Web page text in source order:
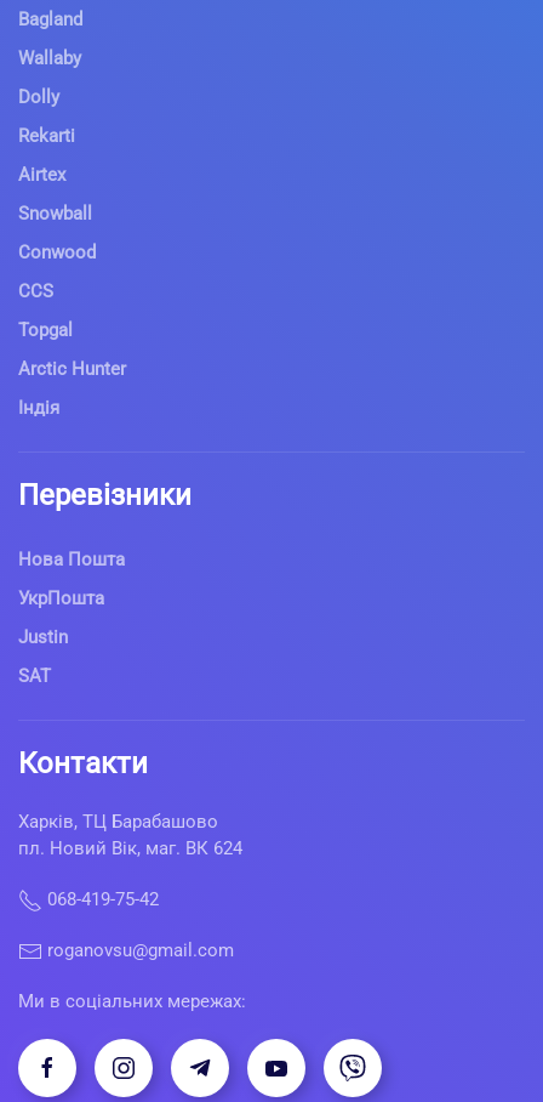
Bagland
Wallaby
Dolly
Rekarti
Airtex
Snowball
Conwood
CCS
Topgal
Arctic Hunter
Індія
Перевізники
Нова Пошта
УкрПошта
Justin
SAT
Контакти
Харків, ТЦ Барабашово
пл. Новий Вік, маг. ВК 624
068-419-75-42
roganovsu@gmail.com
Ми в соціальних мережах: